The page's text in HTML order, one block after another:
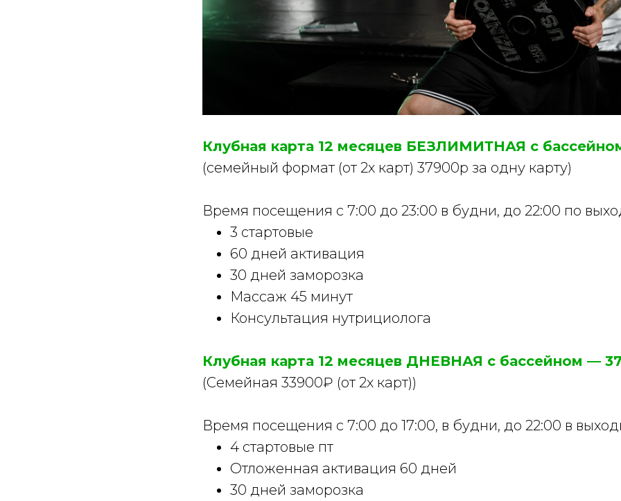
Клубная карта 12 месяцев БЕЗЛИМИТНАЯ c
(семейный формат (от 2х карт) 37900р за одну карту)
Время посещения с 7:00 до 23:00 в будни, до 22:00 по
3 стартовые
60 дней активация
30 дней заморозка
Массаж 45 минут
Консультация нутрициолога
Клубная карта 12 месяцев ДНЕВНАЯ с бассейном —
(Семейная 33900₽ (от 2х карт))
Время посещения с 7:00 до 17:00, в будни, до 22:00 в
4 стартовые пт
Отложенная активация 60 дней
30 дней заморозка